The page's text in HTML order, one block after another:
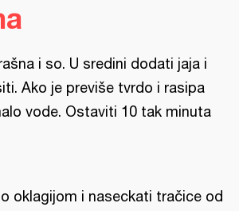
i so. U sredini dodati jaja i
Ako je previše tvrdo i rasipa
vode. Ostaviti 10 tak minuta
oklagijom i naseckati tračice od